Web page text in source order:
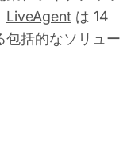
LiveAgent は 14
包括的なソリュー